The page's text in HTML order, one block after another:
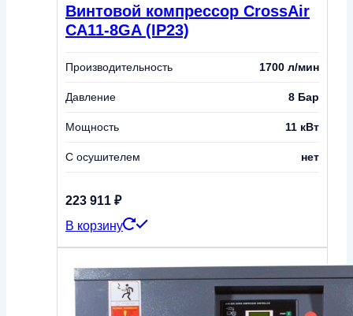
Винтовой компрессор CrossAir
CA11-8GA (IP23)
Производительность 1700 л/мин
Давление 8 Бар
Мощность 11 кВт
С осушителем нет
223 911 ₽
В корзину